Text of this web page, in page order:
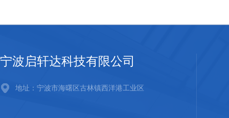
宁波启轩达科技有限公司
地址：宁波市海曙区古林镇西洋港工业区